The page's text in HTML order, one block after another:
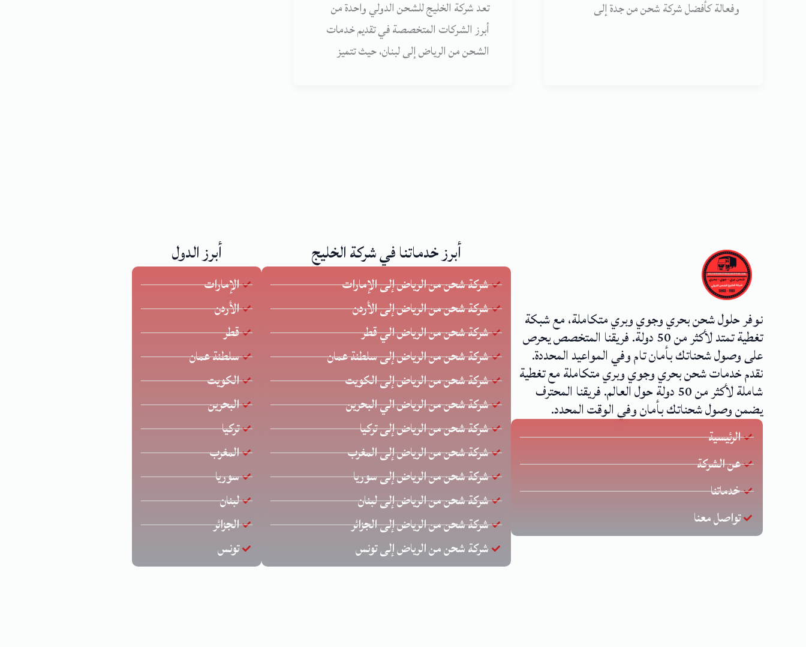
وفعالة كأفضل شركة شحن من جدة إلى
تعد شركة الخليج للشحن الدولي واحدة من
أبرز الشركات المتخصصة في تقديم خدمات
الشحن من الرياض إلى لبنان، حيث تتميز
نوفر حلول شحن بحري وجوي وبري متكاملة، مع شبكة
تغطية تمتد لأكثر من 50 دولة. فريقنا المتخصص يحرص
على وصول شحناتك بأمان تام وفي المواعيد المحددة.
نقدم خدمات شحن بحري وجوي وبري متكاملة مع تغطية
شاملة لأكثر من 50 دولة حول العالم. فريقنا المحترف
يضمن وصول شحناتك بأمان وفي الوقت المحدد.
الرئيسية
عن الشركة
خدماتنا
تواصل معنا
أبرز خدماتنا في شركة الخليج
شركة شحن من الرياض إلى الإمارات
شركة شحن من الرياض إلى الأردن
شركة شحن من الرياض الي قطر
شركة شحن من الرياض إلى سلطنة عمان
شركة شحن من الرياض إلى الكويت
شركة شحن من الرياض الي البحرين
شركة شحن من الرياض إلى تركيا
شركة شحن من الرياض إلى المغرب
شركة شحن من الرياض إلى سوريا
شركة شحن من الرياض إلى لبنان
شركة شحن من الرياض إلى الجزائر
شركة شحن من الرياض إلى تونس
أبرز الدول
الإمارات
الأردن
قطر
سلطنة عمان
الكويت
البحرين
تركيا
المغرب
سوريا
لبنان
الجزائر
تونس